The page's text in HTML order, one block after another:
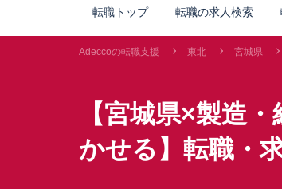
転職トップ 転職の求人検索
Adeccoの転職支援 東北 宮城県
【宮城県×製造
かせる】転職・